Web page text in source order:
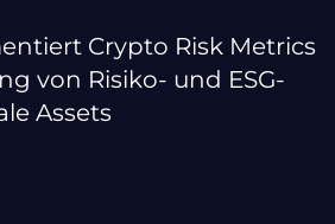
Crypto Risk Metrics
von Risiko- und ESG-
Assets